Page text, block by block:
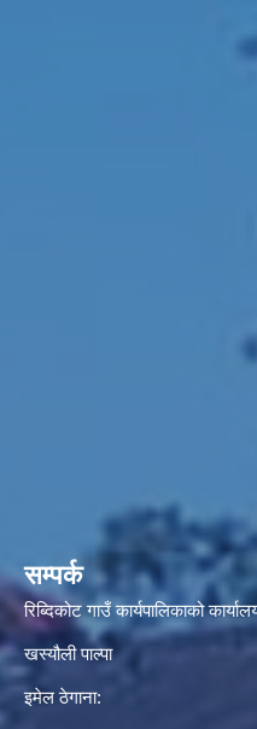
सम्पर्क
रिब्दिकोट गाउँ कार्यपालिकाको
खस्यौली पाल्पा
इमेल ठेगाना: